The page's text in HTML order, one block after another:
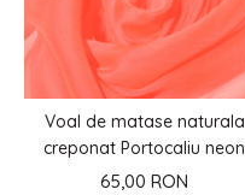
Voal de matase naturala
creponat Portocaliu neon
65,00 RON